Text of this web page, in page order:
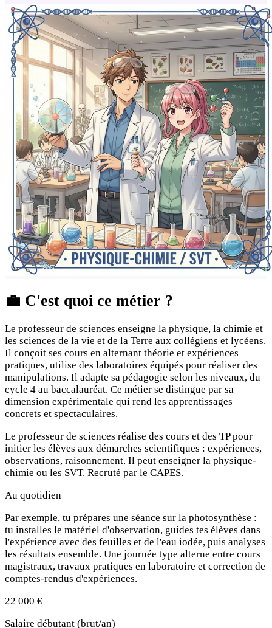
💼 C'est quoi ce métier ?
Le professeur de sciences enseigne la physique, la chimie et
les sciences de la vie et de la Terre aux collégiens et lycéens.
Il conçoit ses cours en alternant théorie et expériences
pratiques, utilise des laboratoires équipés pour réaliser des
manipulations. Il adapte sa pédagogie selon les niveaux, du
cycle 4 au baccalauréat. Ce métier se distingue par sa
dimension expérimentale qui rend les apprentissages
concrets et spectaculaires.
Le professeur de sciences réalise des cours et des TP pour
initier les élèves aux démarches scientifiques : expériences,
observations, raisonnement. Il peut enseigner la physique-
chimie ou les SVT. Recruté par le CAPES.
Au quotidien
Par exemple, tu prépares une séance sur la photosynthèse :
tu installes le matériel d'observation, guides tes élèves dans
l'expérience avec des feuilles et de l'eau iodée, puis analyses
les résultats ensemble. Une journée type alterne entre cours
magistraux, travaux pratiques en laboratoire et correction de
comptes-rendus d'expériences.
22 000 €
Salaire débutant (brut/an)